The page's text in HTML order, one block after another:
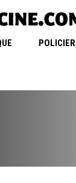
POLICIER